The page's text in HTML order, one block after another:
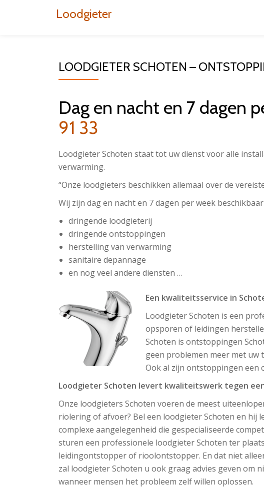
Loodgieter
LOODGIETER SCHOTEN –
Dag en nacht en 7 dagen
91 33
Loodgieter Schoten staat tot uw dienst voor alle
verwarming.
“Onze loodgieters beschikken allemaal over de
Wij zijn dag en nacht en 7 dagen per week
dringende loodgieterij
dringende ontstoppingen
herstelling van verwarming
sanitaire depannage
en nog veel andere diensten …
Een kwaliteitsservice in
Loodgieter Schoten is een
opsporen of leidingen
Schoten is ontstoppingen
geen problemen meer met
Ook al zijn ontstoppingen een
Loodgieter Schoten levert kwaliteitswerk tegen
Onze loodgieters Schoten voeren de meest
riolering of afvoer? Bel een loodgieter Schoten en hij
complexe aangelegenheid die gespecialiseerde
sturen een professionele loodgieter Schoten ter
leidingontstopper of rioolontstopper. En dat niet
zal loodgieter Schoten u ook graag advies geven om
wanneer mensen het probleem zelf willen oplossen.